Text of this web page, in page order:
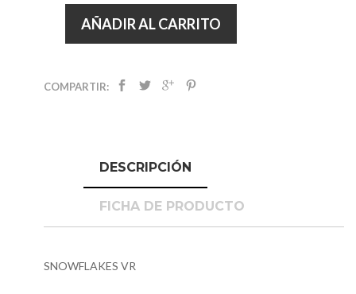
AÑADIR AL CARRITO
COMPARTIR:
DESCRIPCIÓN
FICHA DE PRODUCTO
SNOWFLAKES VR